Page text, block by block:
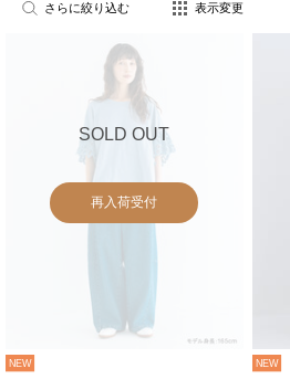
さらに絞り込む 表示変更
SOLD OUT
再入荷受付
NEW NEW